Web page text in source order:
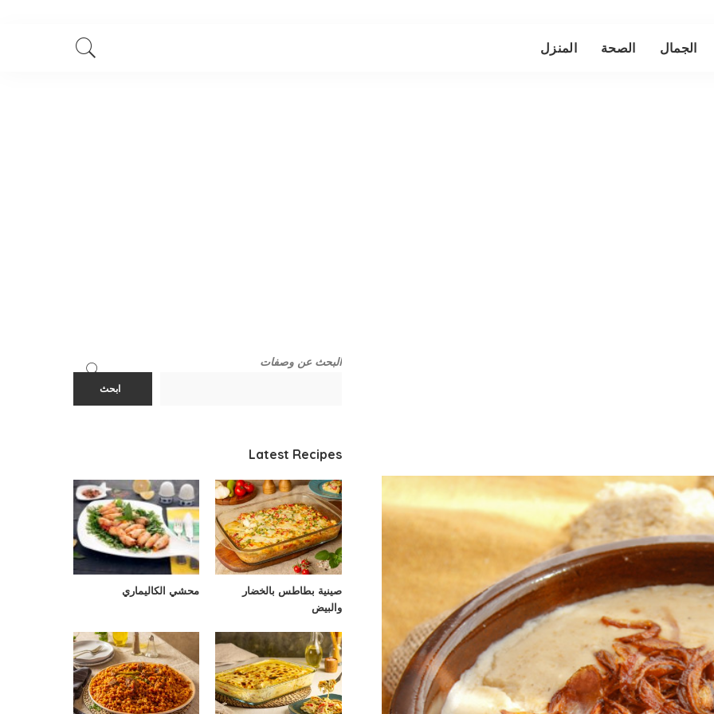
الجمال الصحة المنزل
البحث عن وصفات
ابحث
Latest Recipes
صينية بطاطس بالخضار
والبيض
محشي الكاليماري